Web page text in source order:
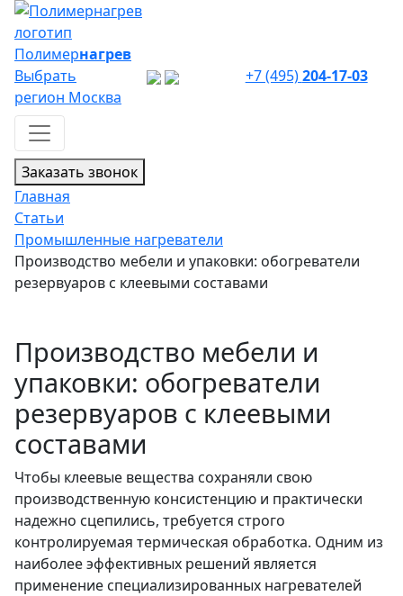
Полимернагрев
Выбрать
регион Москва
+7 (495)204-17-03
Заказать звонок
Главная
Статьи
Промышленные нагреватели
Производство мебели и упаковки: обогреватели
резервуаров с клеевыми составами
Производство мебели и
упаковки: обогреватели
резервуаров с клеевыми
составами
Чтобы клеевые вещества сохраняли свою
производственную консистенцию и практически
надежно сцепились, требуется строго
контролируемая термическая обработка. Одним из
наиболее эффективных решений является
применение специализированных нагревателей